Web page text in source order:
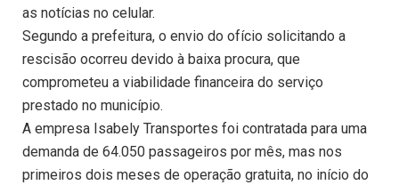
as notícias no celular.
Segundo a prefeitura, o envio do ofício solicitando a
rescisão ocorreu devido à baixa procura, que
comprometeu a viabilidade financeira do serviço
prestado no município.
A empresa Isabely Transportes foi contratada para uma
demanda de 64.050 passageiros por mês, mas nos
primeiros dois meses de operação gratuita, no início do